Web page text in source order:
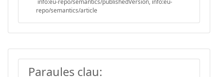
info:eu-repo/semantics/publishedVersion, info:eu-
repo/semantics/article
Paraules clau: